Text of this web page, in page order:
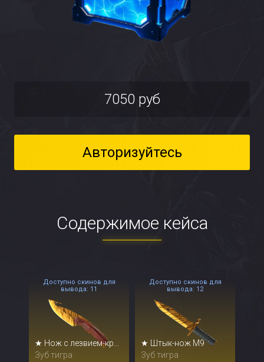
7050 руб
Авторизуйтесь
Содержимое кейса
Зуб тигра
Доступно скинов для
вывода: 11
★ Штык-нож M9
Зуб тигра
Доступно скинов для
вывода: 12